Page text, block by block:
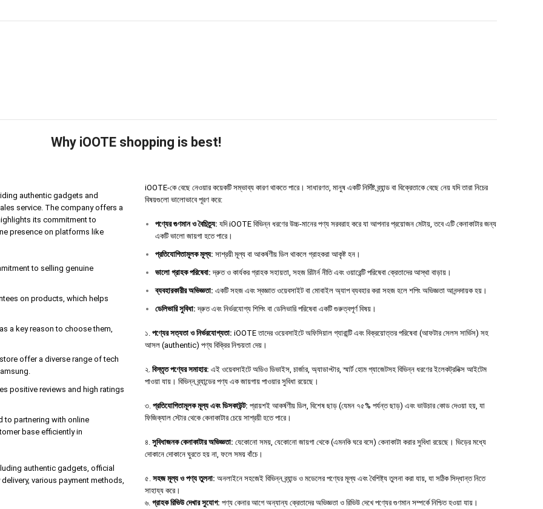
Why iOOTE shopping is best!
authentic gadgets and
service. The company offers a
its commitment to
presence on platforms like
to selling genuine
on products, which helps
a key reason to choose them,
offer a diverse range of tech
positive reviews and high ratings
to partnering with online
base efficiently in
authentic gadgets, official
various payment methods,
iOOTE-কে বেছে নেওয়ার কয়েকটি সম্ভাব্য কারণ থাকতে পারে। সাধারণত, মানুষ একটি নির্দিষ্ট ব্র্যান্ড বা বিক্রেতাকে বেছে নেয় যদি তারা নিচের
বিষয়গুলো ভালোভাবে পূরণ করে:
পণ্যের গুণমান ও বৈচিত্র্য: যদি iOOTE বিভিন্ন ধরণের উচ্চ-মানের পণ্য সরবরাহ করে যা আপনার প্রয়োজন মেটায়, তবে এটি কেনাকাটার জন্য
একটি ভালো জায়গা হতে পারে।
প্রতিযোগিতামূলক মূল্য: সাশ্রয়ী মূল্য বা আকর্ষণীয় ডিল থাকলে গ্রাহকরা আকৃষ্ট হন।
ভালো গ্রাহক পরিষেবা: দ্রুত ও কার্যকর গ্রাহক সহায়তা, সহজ রিটার্ন নীতি এবং ওয়ারেন্টি পরিষেবা ক্রেতাদের আস্থা বাড়ায়।
ব্যবহারকারীর অভিজ্ঞতা: একটি সহজ এবং স্বজ্ঞাত ওয়েবসাইট বা মোবাইল অ্যাপ ব্যবহার করা সহজ হলে শপিং অভিজ্ঞতা আনন্দদায়ক হয়।
ডেলিভারি সুবিধা: দ্রুত এবং নির্ভরযোগ্য শিপিং বা ডেলিভারি পরিষেবা একটি গুরুত্বপূর্ণ বিষয়।
১. পণ্যের সত্যতা ও নির্ভরযোগ্যতা: iOOTE তাদের ওয়েবসাইটে অফিসিয়াল গ্যারান্টি এবং বিক্রয়োত্তর পরিষেবা (আফটার সেলস সার্ভিস) সহ
আসল (authentic) পণ্য বিক্রির নিশ্চয়তা দেয়।
২. বিস্তৃত পণ্যের সমাহার: এই ওয়েবসাইটে অডিও ডিভাইস, চার্জার, অ্যাডাপ্টার, স্মার্ট হোম গ্যাজেটসহ বিভিন্ন ধরণের ইলেকট্রনিক্স আইটেম
পাওয়া যায়। বিভিন্ন ব্র্যান্ডের পণ্য এক জায়গায় পাওয়ার সুবিধা রয়েছে।
৩. প্রতিযোগিতামূলক মূল্য এবং ডিসকাউন্ট: প্রায়শই আকর্ষণীয় ডিল, বিশেষ ছাড় (যেমন ৭৫% পর্যন্ত ছাড়) এবং ভাউচার কোড দেওয়া হয়, যা
ফিজিক্যাল স্টোর থেকে কেনাকাটার চেয়ে সাশ্রয়ী হতে পারে।
৪. সুবিধাজনক কেনাকাটার অভিজ্ঞতা: যেকোনো সময়, যেকোনো জায়গা থেকে (এমনকি ঘরে বসে) কেনাকাটা করার সুবিধা রয়েছে। ভিড়ের মধ্যে
দোকানে দোকানে ঘুরতে হয় না, ফলে সময় বাঁচে।
৫. সহজ মূল্য ও পণ্য তুলনা: অনলাইনে সহজেই বিভিন্ন ব্র্যান্ড ও মডেলের পণ্যের মূল্য এবং বৈশিষ্ট্য তুলনা করা যায়, যা সঠিক সিদ্ধান্ত নিতে
সাহায্য করে।
৬. গ্রাহক রিভিউ দেখার সুযোগ: পণ্য কেনার আগে অন্যান্য ক্রেতাদের অভিজ্ঞতা ও রিভিউ দেখে পণ্যের গুণমান সম্পর্কে নিশ্চিত হওয়া যায়।